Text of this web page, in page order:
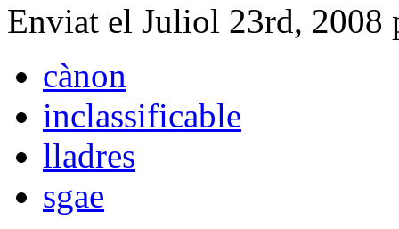
Enviat el Juliol 23rd, 2008
cànon
inclassificable
lladres
sgae